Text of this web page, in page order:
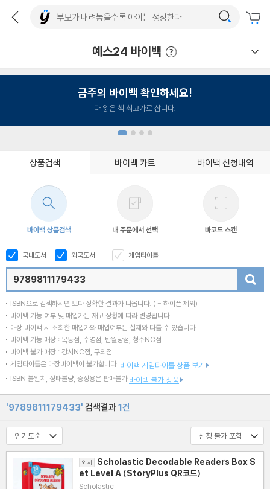
예스24 바이백
금주의 바이백 확인하세요!
다 읽은 책 최고가로 삽니다!
상품검색 바이백 카트 바이백 신청내역
바이백 상품검색 내 주문에서 선택 바코드 스캔
국내도서 외국도서 게임타이틀
ISBN으로 검색하시면 보다 정확한 결과가 나옵니다. ( - 하이픈 제외)
바이백 가능 여부 및 매입가는 재고 상황에 따라 변경됩니다.
매장 바이백 시 조회한 매입가와 매입여부는 실제와 다를 수 있습니다.
바이백 가능 매장 : 목동점, 수영점, 반월당점, 청주NC점
바이백 불가 매장 : 강서NC점, 구의점
게임타이틀은 매장바이백이 불가합니다. 바이백 게임타이틀 상품 보기
ISBN 불일치, 상태불량, 증정용은 판매불가 바이백 불가 상품
'9789811179433' 검색결과1건
외서
Scholastic Decodable Readers Box S
et Level A (StoryPlus QR코드)
Scholastic